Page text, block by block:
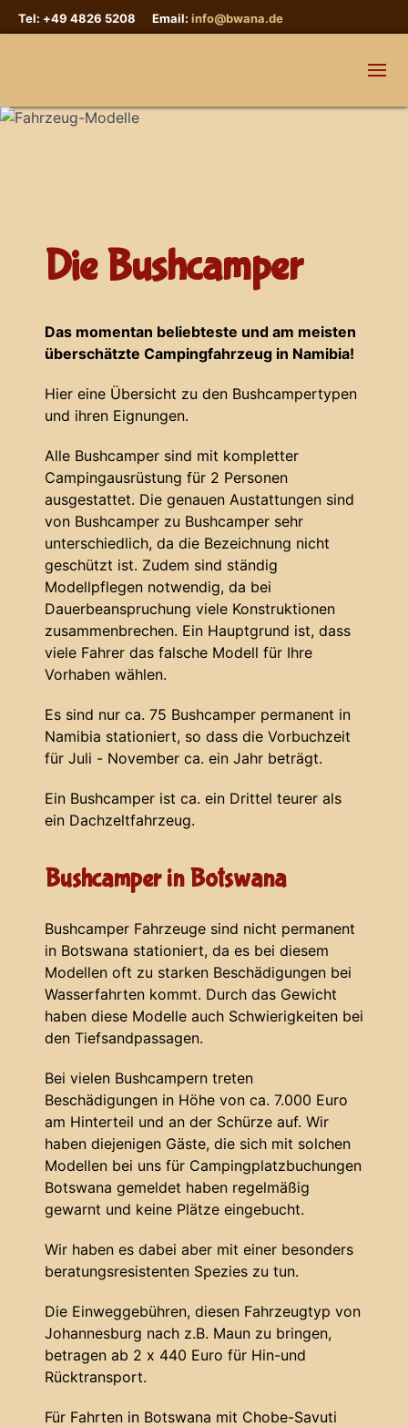
Tel: +49 4826 5208 Email: info@bwana.de
Die Bushcamper
Das momentan beliebteste und am meisten
überschätzte Campingfahrzeug in Namibia!
Hier eine Übersicht zu den Bushcampertypen
und ihren Eignungen.
Alle Bushcamper sind mit kompletter
Campingausrüstung für 2 Personen
ausgestattet. Die genauen Austattungen sind
von Bushcamper zu Bushcamper sehr
unterschiedlich, da die Bezeichnung nicht
geschützt ist. Zudem sind ständig
Modellpflegen notwendig, da bei
Dauerbeanspruchung viele Konstruktionen
zusammenbrechen. Ein Hauptgrund ist, dass
viele Fahrer das falsche Modell für Ihre
Vorhaben wählen.
Es sind nur ca. 75 Bushcamper permanent in
Namibia stationiert, so dass die Vorbuchzeit
für Juli - November ca. ein Jahr beträgt.
Ein Bushcamper ist ca. ein Drittel teurer als
ein Dachzeltfahrzeug.
Bushcamper in Botswana
Bushcamper Fahrzeuge sind nicht permanent
in Botswana stationiert, da es bei diesem
Modellen oft zu starken Beschädigungen bei
Wasserfahrten kommt. Durch das Gewicht
haben diese Modelle auch Schwierigkeiten bei
den Tiefsandpassagen.
Bei vielen Bushcampern treten
Beschädigungen in Höhe von ca. 7.000 Euro
am Hinterteil und an der Schürze auf. Wir
haben diejenigen Gäste, die sich mit solchen
Modellen bei uns für Campingplatzbuchungen
Botswana gemeldet haben regelmäßig
gewarnt und keine Plätze eingebucht.
Wir haben es dabei aber mit einer besonders
beratungsresistenten Spezies zu tun.
Die Einweggebühren, diesen Fahrzeugtyp von
Johannesburg nach z.B. Maun zu bringen,
betragen ab 2 x 440 Euro für Hin-und
Rücktransport.
Für Fahrten in Botswana mit Chobe-Savuti